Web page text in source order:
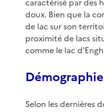
caractérisé par des
doux. Bien que la
de lac sur son
proximité de lacs
comme le lac
Selon les dernières